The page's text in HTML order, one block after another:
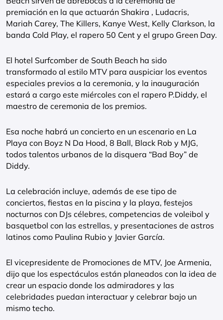
premiación en la que actuarán Shakira , Ludacris,
Mariah Carey, The Killers, Kanye West, Kelly Clarkson, la
banda Cold Play, el rapero 50 Cent y el grupo Green Day.
El hotel Surfcomber de South Beach ha sido
transformado al estilo MTV para auspiciar los eventos
especiales previos a la ceremonia, y la inauguración
estará a cargo este miércoles con el rapero P.Diddy, el
maestro de ceremonia de los premios.
Esa noche habrá un concierto en un escenario en La
Playa con Boyz N Da Hood, 8 Ball, Black Rob y MJG,
todos talentos urbanos de la disquera “Bad Boy” de
Diddy.
La celebración incluye, además de ese tipo de
conciertos, fiestas en la piscina y la playa, festejos
nocturnos con DJs célebres, competencias de voleibol y
basquetbol con las estrellas, y presentaciones de astros
latinos como Paulina Rubio y Javier García.
El vicepresidente de Promociones de MTV, Joe Armenia,
dijo que los espectáculos están planeados con la idea de
crear un espacio donde los admiradores y las
celebridades puedan interactuar y celebrar bajo un
mismo techo.